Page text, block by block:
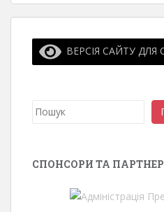
ВЕРСІЯ САЙТУ ДЛЯ
Пошук
СПОНСОРИ ТА